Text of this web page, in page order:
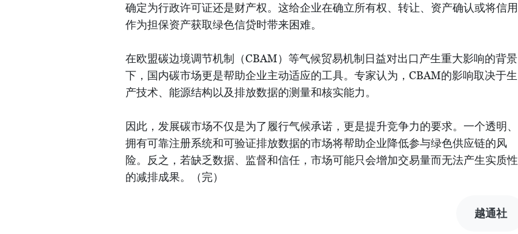
确定为行政许可证还是财产权。这给企业在确立所有权、转让、资产确认或将信用
作为担保资产获取绿色信贷时带来困难。
在欧盟碳边境调节机制（CBAM）等气候贸易机制日益对出口产生重大影响的背景
下，国内碳市场更是帮助企业主动适应的工具。专家认为，CBAM的影响取决于生
产技术、能源结构以及排放数据的测量和核实能力。
因此，发展碳市场不仅是为了履行气候承诺，更是提升竞争力的要求。一个透明、
拥有可靠注册系统和可验证排放数据的市场将帮助企业降低参与绿色供应链的风
险。反之，若缺乏数据、监督和信任，市场可能只会增加交易量而无法产生实质性
的减排成果。（完）
越通社